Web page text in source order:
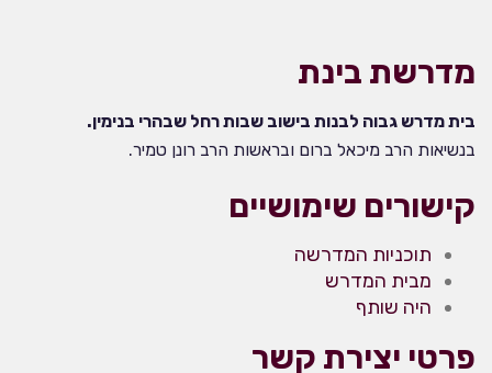
מדרשת בינת
בית מדרש גבוה לבנות בישוב שבות רחל שבהרי בנימין.
בנשיאות הרב מיכאל ברום ובראשות הרב רונן טמיר.
קישורים שימושיים
תוכניות המדרשה
מבית המדרש
היה שותף
פרטי יצירת קשר